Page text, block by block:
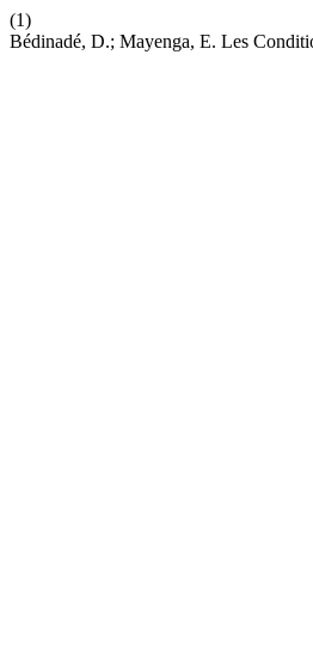
(1)
Bédinadé, D.; Mayenga, E. Les